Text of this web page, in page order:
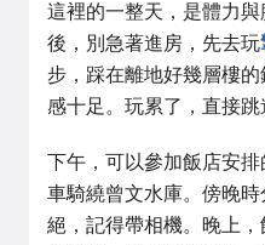
這裡的一整天，是體力
後，別急著進房，先去玩
步，踩在離地好幾層樓
感十足。玩累了，直接跳
下午，可以參加飯店安
車騎繞曾文水庫。傍晚
絕，記得帶相機。晚上